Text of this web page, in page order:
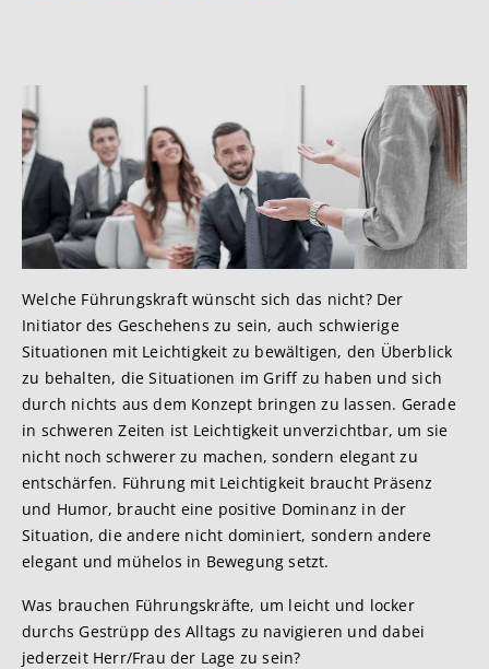
Welche Führungskraft wünscht sich das nicht? Der
Initiator des Geschehens zu sein, auch schwierige
Situationen mit Leichtigkeit zu bewältigen, den Überblick
zu behalten, die Situationen im Griff zu haben und sich
durch nichts aus dem Konzept bringen zu lassen. Gerade
in schweren Zeiten ist Leichtigkeit unverzichtbar, um sie
nicht noch schwerer zu machen, sondern elegant zu
entschärfen. Führung mit Leichtigkeit braucht Präsenz
und Humor, braucht eine positive Dominanz in der
Situation, die andere nicht dominiert, sondern andere
elegant und mühelos in Bewegung setzt.
Was brauchen Führungskräfte, um leicht und locker
durchs Gestrüpp des Alltags zu navigieren und dabei
jederzeit Herr/Frau der Lage zu sein?